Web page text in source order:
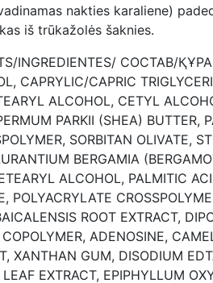
nakties karaliene)
iš trūkažolės šaknies.
INGREDIENTES/ COCTAB/
CAPRYLIC/CAPRIC
ALCOHOL, CETYL
PARKII (SHEA)
SORBITAN OLIVATE,
BERGAMIA
ALCOHOL, PALMITIC
POLYACRYLATE
ROOT EXTRACT,
ADENOSINE,
XANTHAN GUM, DISODIUM
EXTRACT, EPIPHYLLUM